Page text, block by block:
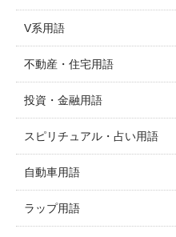
V系用語
不動産・住宅用語
投資・金融用語
スピリチュアル・占い用語
自動車用語
ラップ用語